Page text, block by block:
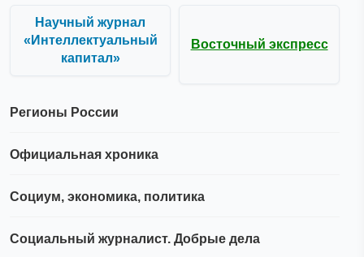
Научный журнал
«Интеллектуальный
капитал»
Восточный экспресс
Регионы России
Официальная хроника
Социум, экономика, политика
Социальный журналист. Добрые дела